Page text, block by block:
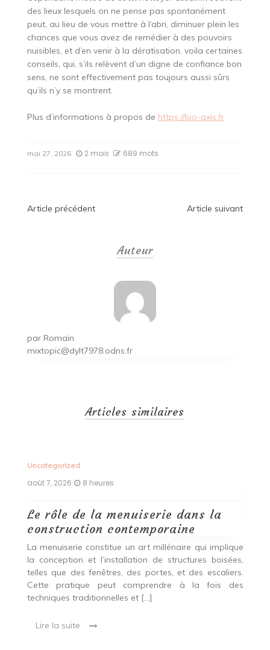
des lieux lesquels on ne pense pas spontanément
peut, au lieu de vous mettre à l’abri, diminuer plein les
chances que vous avez de remédier à des pouvoirs
nuisibles, et d’en venir à la dératisation. voila certaines
conseils, qui, s’ils relèvent d’un digne de confiance bon
sens, ne sont effectivement pas toujours aussi sûrs
qu’ils n’y se montrent.
Plus d’informations à propos de https://bio-axis.fr
mai 27, 2026 2 mois 689 mots
Navigation
Article précédent Article suivant
Auteur
par Romain
mixtopic@dylt7978.odns.fr
Articles similaires
Uncategorized
août 7, 2026 8 heures
Le rôle de la menuiserie dans la
construction contemporaine
La menuiserie constitue un art millénaire qui implique
la conception et l’installation de structures boisées,
telles que des fenêtres, des portes, et des escaliers.
Cette pratique peut comprendre à la fois des
techniques traditionnelles et […]
Lire la suite